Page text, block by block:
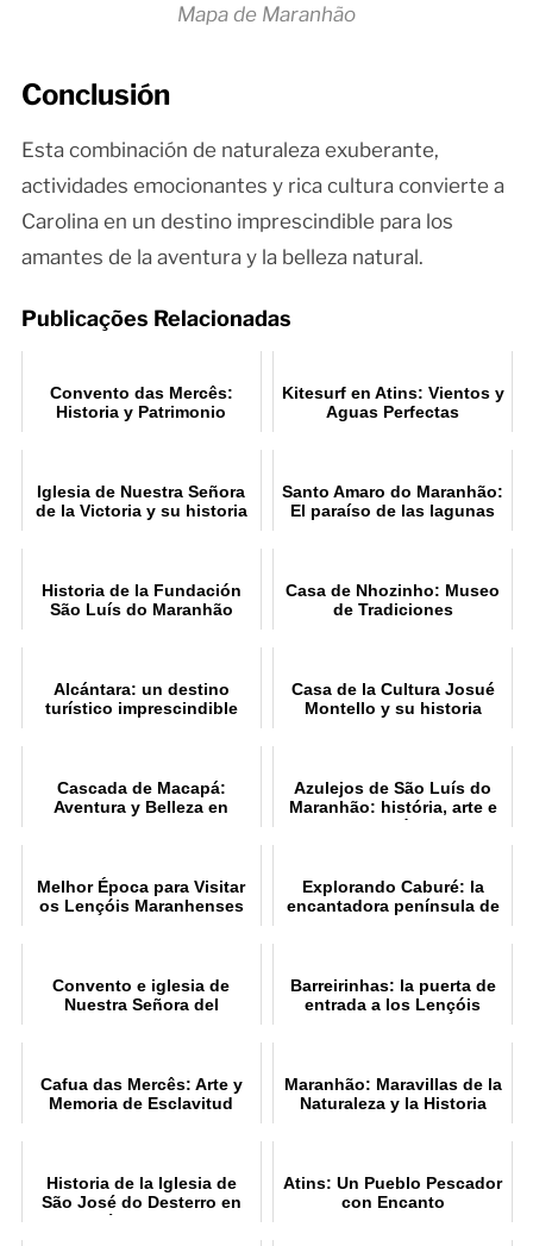
Mapa de Maranhão
Conclusión
Esta combinación de naturaleza exuberante,
actividades emocionantes y rica cultura convierte a
Carolina en un destino imprescindible para los
amantes de la aventura y la belleza natural.
Publicações Relacionadas
Convento das Mercês:
Historia y Patrimonio
Kitesurf en Atins: Vientos y
Aguas Perfectas
Iglesia de Nuestra Señora
de la Victoria y su historia
Santo Amaro do Maranhão:
El paraíso de las lagunas
Historia de la Fundación
São Luís do Maranhão
Casa de Nhozinho: Museo
de Tradiciones
Alcántara: un destino
turístico imprescindible
Casa de la Cultura Josué
Montello y su historia
Cascada de Macapá:
Aventura y Belleza en
Azulejos de São Luís do
Maranhão: história, arte e
património
Melhor Época para Visitar
os Lençóis Maranhenses
Explorando Caburé: la
encantadora península de
Convento e iglesia de
Nuestra Señora del
Barreirinhas: la puerta de
entrada a los Lençóis
Cafua das Mercês: Arte y
Memoria de Esclavitud
Maranhão: Maravillas de la
Naturaleza y la Historia
Historia de la Iglesia de
São José do Desterro en
São Luís do Maranhão
Atins: Un Pueblo Pescador
con Encanto